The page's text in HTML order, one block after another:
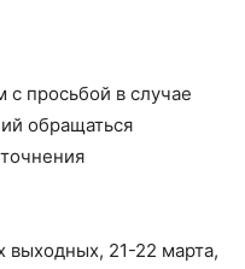
с просьбой в случае
обращаться
21-22 марта,